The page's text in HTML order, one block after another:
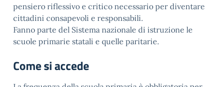
pensiero riflessivo e critico necessario per diventare
cittadini consapevoli e responsabili.
Fanno parte del Sistema nazionale di istruzione le
scuole primarie statali e quelle paritarie.
Come si accede